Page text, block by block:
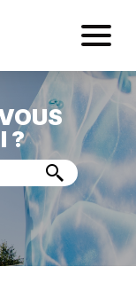
Mairie de
?